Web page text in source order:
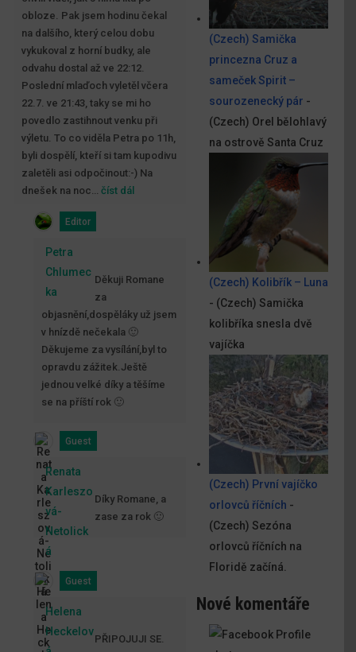
(Czech) Samička
princezna Cruz a
sameček Spirit –
sourozenecký pár -
(Czech) Orel bělohlavý
na ostrově Santa Cruz
(Czech) Kolibřík – Luna
- (Czech) Samička
kolibříka snesla dvě
vajíčka
(Czech) První vajíčko
orlovců říčních -
(Czech) Sezóna
orlovců říčních na
Floridě začíná.
Nové komentáře
obloze. Pak jsem hodinu čekal
na dalšího, který celou dobu
vykukoval z horní budky, ale
odvahu dostal až ve 22:12.
Poslední mlaďoch vyletěl včera
22.7. ve 21:43, taky se mi ho
povedlo zastihnout venku při
výletu. To co viděla Petra po 11h,
byli dospělí, kteří si tam kupodivu
zaletěli asi odpočinout:-) Na
dnešek na noc …číst dál
Editor
Petra
Chlumec
ka
Děkuji Romane
za
objasnění,dospěláky už jsem
v hnízdě nečekala 🙂
Děkujeme za vysílání,byl to
opravdu zážitek.Ještě
jednou velké díky a těšíme
se na příští rok 🙂
Guest
Renata
Karleszo
vá-
Netolick
á
Díky Romane, a
zase za rok 🙂
Guest
Helena
Heckelov
PŘIPOJUJI SE.